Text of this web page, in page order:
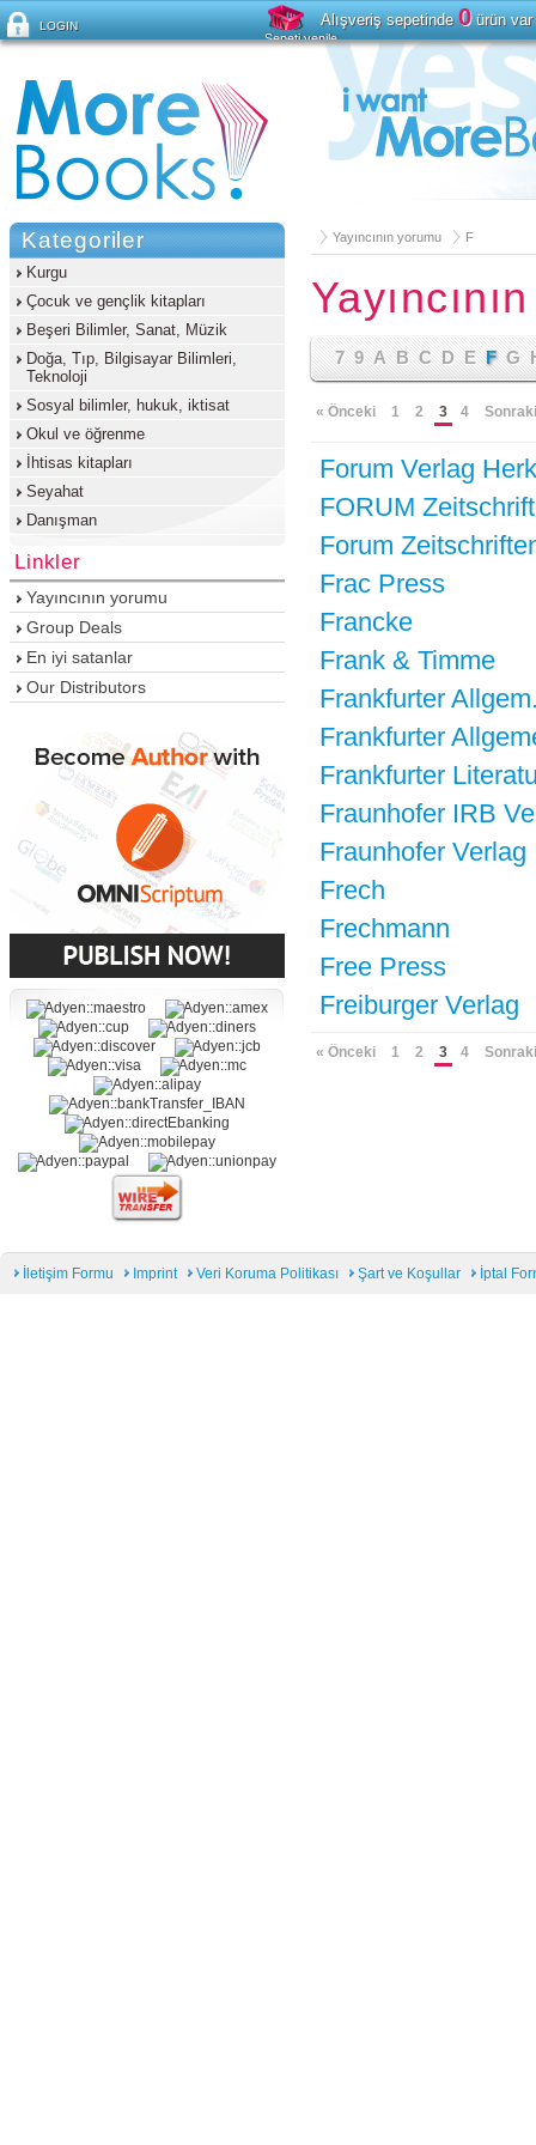
Yayıncının yorumu F
7 9 A B C D E F G
« Önceki 1 2 3 4 Sonraki
Forum Verlag
FORUM
Forum
Frac Press
Francke
Frank & Timme
Frankfurter
Frankfurter
Frankfurter
Fraunhofer IRB
Fraunhofer Verlag
Frech
Frechmann
Free Press
Freiburger Verlag
« Önceki 1 2 3 4 Sonraki
Kategoriler
Kurgu
Çocuk ve gençlik kitapları
Beşeri Bilimler, Sanat, Müzik
Doğa, Tıp, Bilgisayar Bilimleri,
Teknoloji
Sosyal bilimler, hukuk, iktisat
Okul ve öğrenme
İhtisas kitapları
Seyahat
Danışman
Linkler
Yayıncının yorumu
Group Deals
En iyi satanlar
Our Distributors
İletişim Formu Imprint Veri Koruma Politikası Şart ve Koşullar İptal
LOGIN
Şifreyi mi unuttunuz?
Alışveriş sepetinde0ürün var
Sepeti yenile